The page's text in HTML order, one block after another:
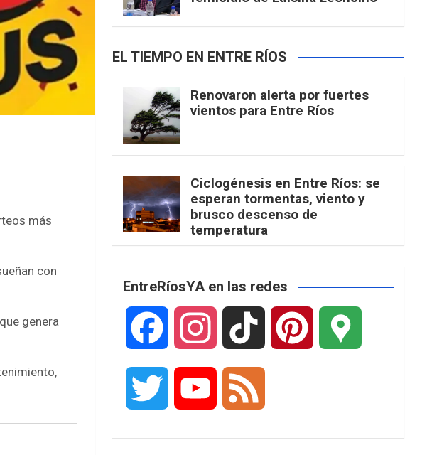
más
con
genera
EL TIEMPO EN ENTRE RÍOS
Renovaron alerta por fuertes
vientos para Entre Ríos
Ciclogénesis en Entre Ríos: se
esperan tormentas, viento y
brusco descenso de
temperatura
EntreRíosYA en las redes
a n